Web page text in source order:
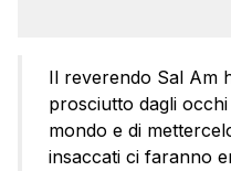
Il reverendo Sal Am
prosciutto dagli
mondo e di
insaccati ci faranno